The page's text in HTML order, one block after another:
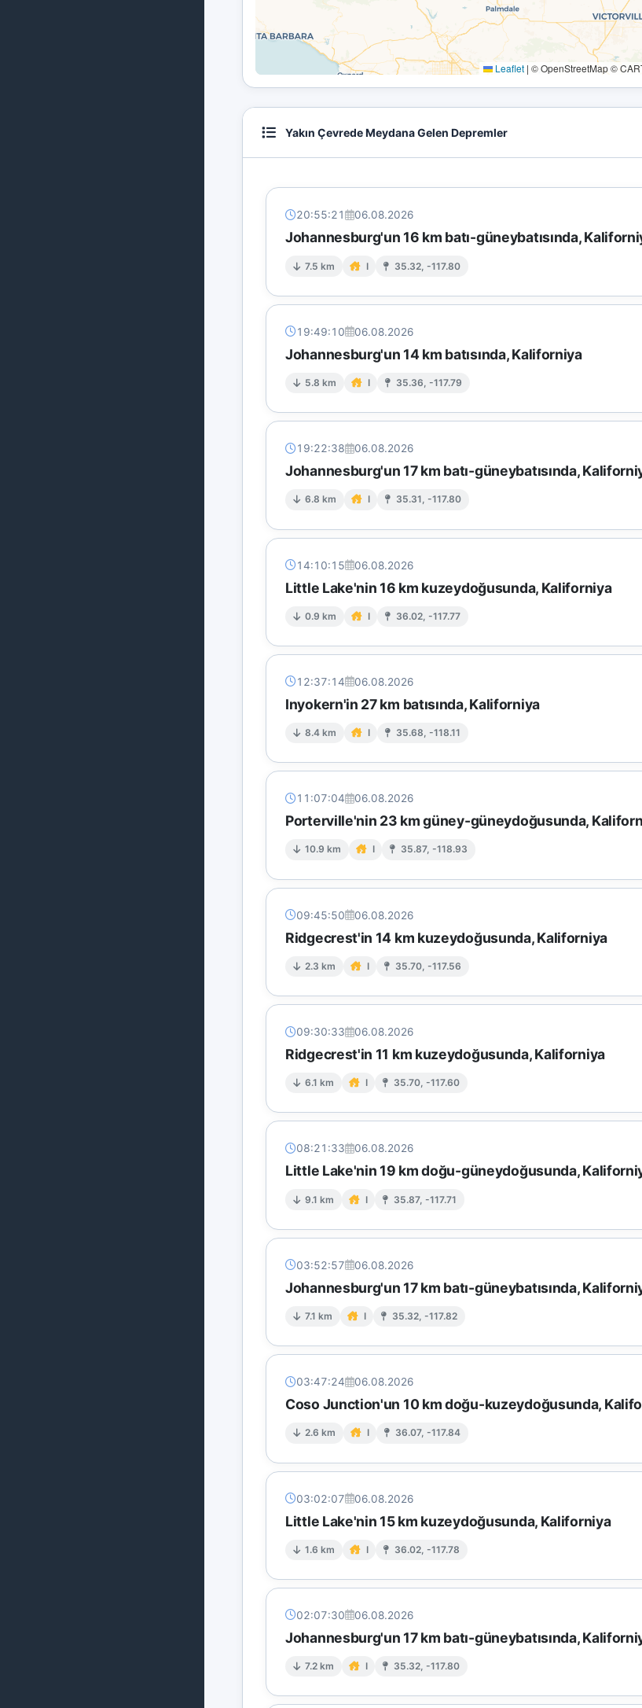
Leaflet | © OpenStreetMap ©
Yakın Çevrede Meydana Gelen Depremler
20:55:21 06.08.2026
Johannesburg'un 16 km batı-güneybatısında,
7.5 km I 35.32, -117.80
19:49:10 06.08.2026
Johannesburg'un 14 km batısında, Kaliforniya
5.8 km I 35.36, -117.79
19:22:38 06.08.2026
Johannesburg'un 17 km batı-güneybatısında,
6.8 km I 35.31, -117.80
14:10:15 06.08.2026
Little Lake'nin 16 km kuzeydoğusunda, Kaliforniya
0.9 km I 36.02, -117.77
12:37:14 06.08.2026
Inyokern'in 27 km batısında, Kaliforniya
8.4 km I 35.68, -118.11
11:07:04 06.08.2026
Porterville'nin 23 km güney-güneydoğusunda,
10.9 km I 35.87, -118.93
09:45:50 06.08.2026
Ridgecrest'in 14 km kuzeydoğusunda, Kaliforniya
2.3 km I 35.70, -117.56
09:30:33 06.08.2026
Ridgecrest'in 11 km kuzeydoğusunda, Kaliforniya
6.1 km I 35.70, -117.60
08:21:33 06.08.2026
Little Lake'nin 19 km doğu-güneydoğusunda,
9.1 km I 35.87, -117.71
03:52:57 06.08.2026
Johannesburg'un 17 km batı-güneybatısında,
7.1 km I 35.32, -117.82
03:47:24 06.08.2026
Coso Junction'un 10 km doğu-kuzeydoğusunda,
2.6 km I 36.07, -117.84
03:02:07 06.08.2026
Little Lake'nin 15 km kuzeydoğusunda, Kaliforniya
1.6 km I 36.02, -117.78
02:07:30 06.08.2026
Johannesburg'un 17 km batı-güneybatısında,
7.2 km I 35.32, -117.80